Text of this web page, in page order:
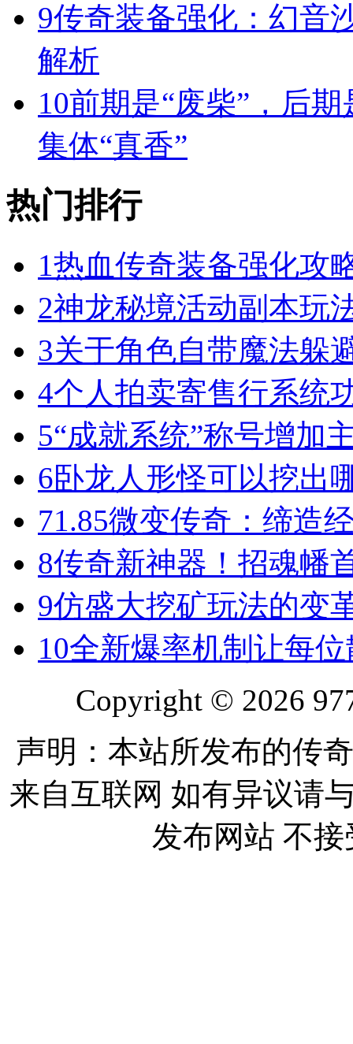
9传奇装备强化：幻音
解析
10前期是“废柴”，后
集体“真香”
热门排行
1热血传奇装备强化攻
2神龙秘境活动副本玩
3关于角色自带魔法躲
4个人拍卖寄售行系统
5“成就系统”称号增加
6卧龙人形怪可以挖出
71.85微变传奇：缔造
8传奇新神器！招魂幡
9仿盛大挖矿玩法的变
10全新爆率机制让每
Copyright © 2026
声明：本站所发布的传
来自互联网 如有异议请
发布网站 不